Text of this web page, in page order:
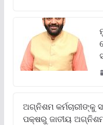
ଅଗ୍ନିଶମ କର୍ମଚାରୀଙ୍କୁ
ପକ୍ଷରୁ ଜାତୀୟ ଅଗ୍ନିଶମ